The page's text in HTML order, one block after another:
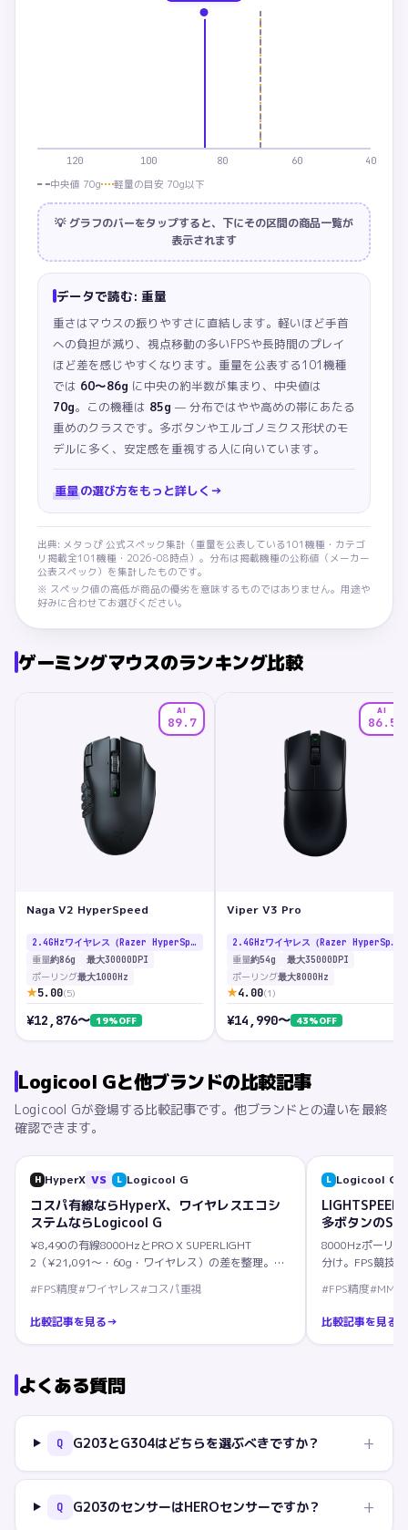
40
60
80
100
120
中央値 70g
軽量の目安 70g以下
💡 グラフのバーをタップすると、下にその区間の商品一覧が
表示されます
データで読む: 重量
重さはマウスの振りやすさに直結します。軽いほど手首
への負担が減り、視点移動の多いFPSや長時間のプレイ
ほど差を感じやすくなります。 重量を公表する101機種
では 60〜86g に中央の約半数が集まり、中央値は
70g。この機種は 85g — 分布ではやや高めの帯にあたる
重めのクラスです。多ボタンやエルゴノミクス形状のモ
デルに多く、安定感を重視する人に向いています。
重量の選び方をもっと詳しく →
出典: メタっぴ 公式スペック集計（ 重量を公表している 101 機種・カテゴ
リ掲載全101 機種・ 2026-08時点）。分布は掲載機種の公称値（メーカー
公表スペック）を集計したものです。
※ スペック値の高低が商品の優劣を意味するものではありません。用途や
好みに合わせてお選びください。
ゲーミングマウスのランキング比較
AI
89.7
Naga V2 HyperSpeed
2.4GHzワイヤレス（Razer HyperSpeed）/ Bluetooth
重量約86g 最大30000DPI
ポーリング最大1000Hz
★5.00(5)
¥12,876〜 19%OFF
AI
86.5
Viper V3 Pro
2.4GHzワイヤレス（Razer HyperSpeed）/ 有線USB-C
重量約54g 最大35000DPI
ポーリング最大8000Hz
★4.00(1)
¥14,990〜 43%OFF
Logicool Gと他ブランドの比較記事
Logicool Gが登場する比較記事です。他ブランドとの違いを最終
確認できます。
H HyperX VS L Logicool G
コスパ有線ならHyperX、ワイヤレスエコシ
ステムならLogicool G
¥8,490の有線8000HzとPRO X SUPERLIGHT
2（¥21,091〜・60g・ワイヤレス）の差を整理。
#FPS精度#ワイヤレス#コスパ重視
比較記事を見る→
L Logicool G
多ボタンの
8000Hzポーリン
分け。FPS競技
#FPS精度#MMO
比較記事を見る
よくある質問
Q G203とG304はどちらを選ぶべきですか？ +
Q G203のセンサーはHEROセンサーですか？ +